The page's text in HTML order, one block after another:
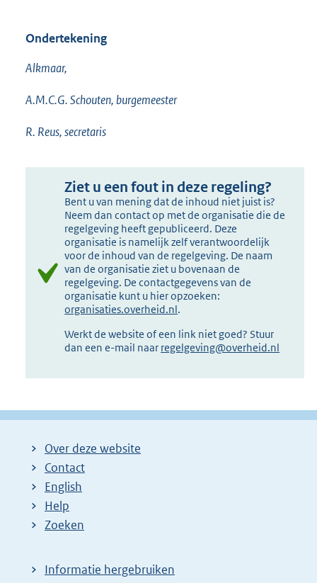
Ondertekening
Alkmaar,
A.M.C.G. Schouten, burgemeester
R. Reus, secretaris
Ziet u een fout in deze regeling?
Bent u van mening dat de inhoud niet juist is?
Neem dan contact op met de organisatie die de
regelgeving heeft gepubliceerd. Deze
organisatie is namelijk zelf verantwoordelijk
voor de inhoud van de regelgeving. De naam
van de organisatie ziet u bovenaan de
regelgeving. De contactgegevens van de
organisatie kunt u hier opzoeken:
organisaties.overheid.nl.
Werkt de website of een link niet goed? Stuur
dan een e-mail naar regelgeving@overheid.nl
Over deze website
Contact
English
Help
Zoeken
Informatie hergebruiken